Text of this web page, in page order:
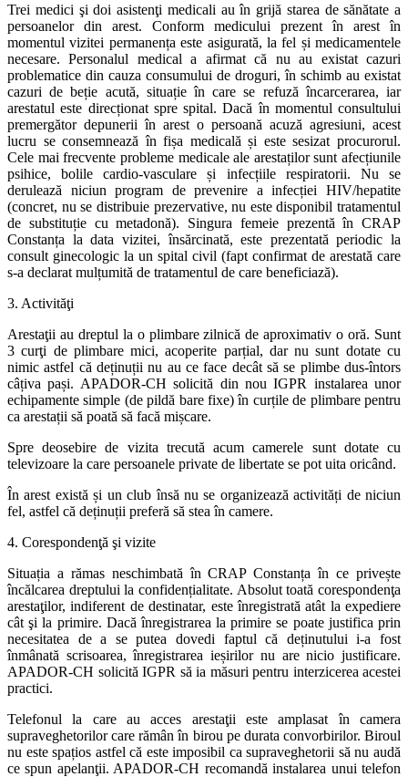
Trei medici şi doi asistenţi medicali au în grijă starea de sănătate a
persoanelor din arest. Conform medicului prezent în arest în
momentul vizitei permanența este asigurată, la fel și medicamentele
necesare. Personalul medical a afirmat că nu au existat cazuri
problematice din cauza consumului de droguri, în schimb au existat
cazuri de beție acută, situație în care se refuză încarcerarea, iar
arestatul este direcționat spre spital. Dacă în momentul consultului
premergător depunerii în arest o persoană acuză agresiuni, acest
lucru se consemnează în fișa medicală și este sesizat procurorul.
Cele mai frecvente probleme medicale ale arestaților sunt afecțiunile
psihice, bolile cardio-vasculare și infecțiile respiratorii. Nu se
derulează niciun program de prevenire a infecției HIV/hepatite
(concret, nu se distribuie prezervative, nu este disponibil tratamentul
de substituție cu metadonă). Singura femeie prezentă în CRAP
Constanța la data vizitei, însărcinată, este prezentată periodic la
consult ginecologic la un spital civil (fapt confirmat de arestată care
s-a declarat mulțumită de tratamentul de care beneficiază).
3. Activităţi
Arestaţii au dreptul la o plimbare zilnică de aproximativ o oră. Sunt
3 curţi de plimbare mici, acoperite parțial, dar nu sunt dotate cu
nimic astfel că deținuții nu au ce face decât să se plimbe dus-întors
câțiva pași. APADOR-CH solicită din nou IGPR instalarea unor
echipamente simple (de pildă bare fixe) în curțile de plimbare pentru
ca arestații să poată să facă mișcare.
Spre deosebire de vizita trecută acum camerele sunt dotate cu
televizoare la care persoanele private de libertate se pot uita oricând.
În arest există și un club însă nu se organizează activități de niciun
fel, astfel că deținuții preferă să stea în camere.
4. Corespondenţă şi vizite
Situația a rămas neschimbată în CRAP Constanța în ce privește
încălcarea dreptului la confidențialitate. Absolut toată corespondenţa
arestaţilor, indiferent de destinatar, este înregistrată atât la expediere
cât şi la primire. Dacă înregistrarea la primire se poate justifica prin
necesitatea de a se putea dovedi faptul că deținutului i-a fost
înmânată scrisoarea, înregistrarea ieșirilor nu are nicio justificare.
APADOR-CH solicită IGPR să ia măsuri pentru interzicerea acestei
practici.
Telefonul la care au acces arestaţii este amplasat în camera
supraveghetorilor care rămân în birou pe durata convorbirilor. Biroul
nu este spațios astfel că este imposibil ca supraveghetorii să nu audă
ce spun apelanţii. APADOR-CH recomandă instalarea unui telefon